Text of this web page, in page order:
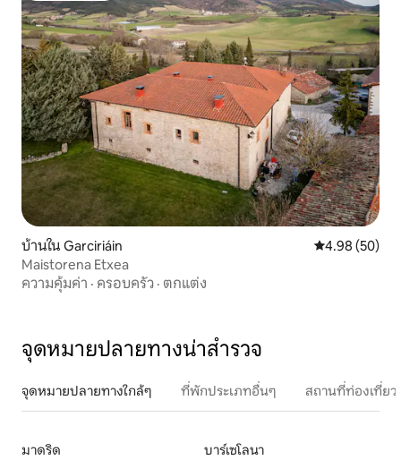
บ้านใน Garciriáin คะแนนเฉลี่ย
4.98 (50)
Maistorena Etxea
ความคุ้มค่า · ครอบครัว · ตกแต่ง
จุดหมายปลายทางน่าสำรวจ
จุดหมายปลายทางใกล้ๆ ที่พักประเภทอื่นๆ สถานที่ท่องเที่ย
มาดริด
บาร์เซโลนา